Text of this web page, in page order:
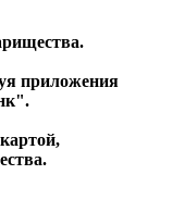
приложения